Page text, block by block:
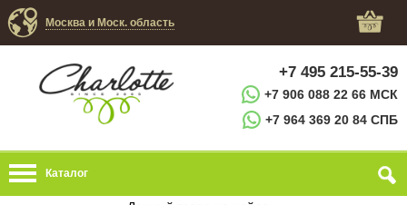
Москва и Моск. область
+7 495 215-55-39
+7 906 088 22 66 МСК
+7 964 369 20 84 СПБ
Каталог